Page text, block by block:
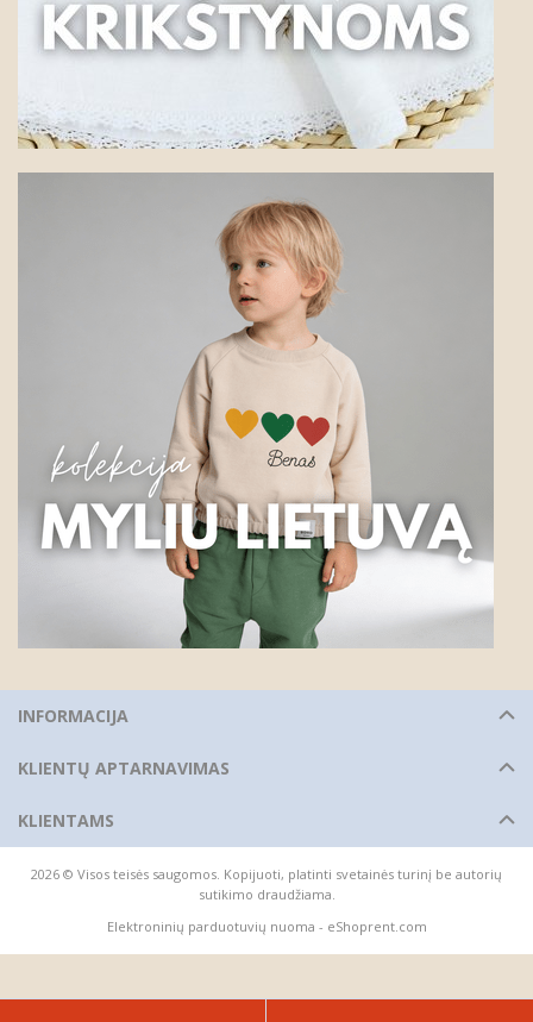
INFORMACIJA
KLIENTŲ APTARNAVIMAS
KLIENTAMS
2026 © Visos teisės saugomos. Kopijuoti, platinti svetainės turinį be autorių
sutikimo draudžiama.
Elektroninių parduotuvių nuoma - eShoprent.com